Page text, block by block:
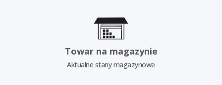
Towar na magazynie
Aktualne stany magazynowe